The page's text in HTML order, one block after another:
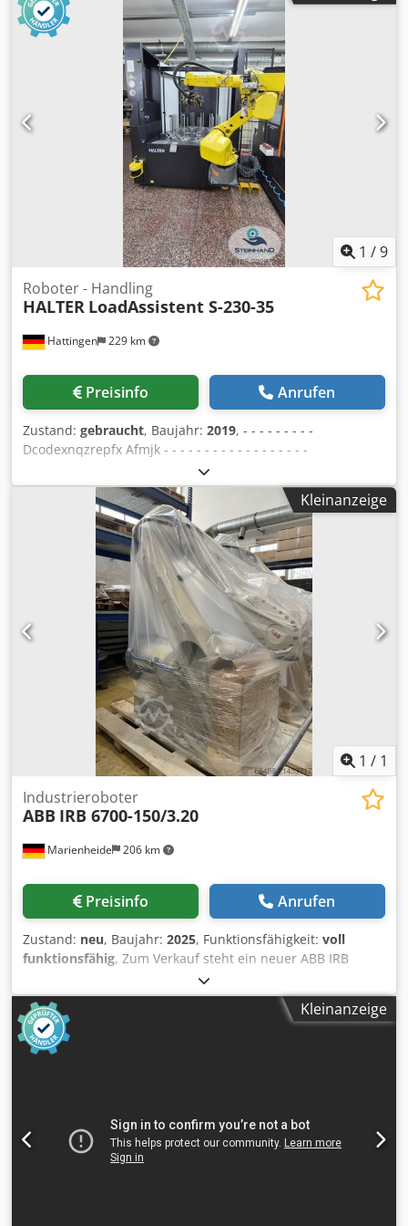
von 60-220mm Einschubhöhe und Traglasten zwischen 5
und 220ton. Ausführung als 3-Punkt, 4-Punkt,
Containerfahrwerk, Rotationsfahrwerk mit
Polyurethanrollen (für alle Böden) oder Nylonrollen (für
ebene glate Böden) möglich. Dsdpfxogi Dl No Afmjck Bitte
schicken Sie uns eine Anfrage mit Angabe des zu
transportierenden Gewichtes und des Einsatzes zu, dann
können wir Ihnen ein Angebot machen. Lieferzeiten
kurzfrist aus Lager. Bilder stellen eine Produktauswahl dar.
1 /9
Hattingen 229 km
Roboter - Handling
HALTER LoadAssistent S-230-35
Preisinfo Anrufen
Zustand: gebraucht, Baujahr: 2019, - - - - - - - - -
Dcodexnqzrepfx Afmjk - - - - - - - - - - - - - - - - - -
Roboterzelle | HALTER - LoadAssistent S-230-35
ausgestattet mit einem FANUC Robot M-20i sowie einem
HALTER 3-Finger Greifer Die Roboterzelle ist in einem
gepflegten Zustand. Die Maschinenvideos vom
Werksstandort teilen wir gerne auf Anfrage mit Ihnen. - - -
- - - - - - - - - - - - - - - - - - - - - - - - - - - - - - - - - - - - - #Tags:
Load Assistent S-230-35 | LoadAssistentS-230-35 | Load-
Assistent S-230-35
Kleinanzeige
1 / 1
Marienheide 206 km
Industrieroboter
ABB IRB 6700-150/3.20
Preisinfo Anrufen
Zustand: neu, Baujahr: 2025, Funktionsfähigkeit: voll
funktionsfähig, Zum Verkauf steht ein neuer ABB IRB
6700-150/3.20 >>ORIGINAL VERPACKT BAUJAHR 2025
Manipulator: 435-114 Variante: IRB 6700-150/3.20 209-202
Manipulatorfarbe: ABB Graphite White std 287-4
Ausführung: Standard Ausführung 334-1 ABB Logo auf
Manipulator: Mit ABB-Logo 1999-1 Standard calibration
CE Kennzeichnung vorbereitet. Dodpfeyr R Egox Afmjck
769-2 Versorgungsspannung: Versorgungsspannung 400V
752-2 Netzanschluss: Netzanschluss über Stecker HAN
Kleinanzeige